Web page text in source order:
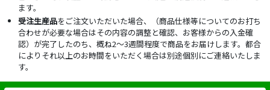
ます。
受注生産品をご注文いただいた場合、（商品仕様等についてのお打ち
合わせが必要な場合はその内容の調整と確認、お客様からの入金確
認）が完了したのち、概ね2～3週間程度で商品をお届けします。都合
によりそれ以上のお時間をいただく場合は別途個別にご連絡いたしま
す。